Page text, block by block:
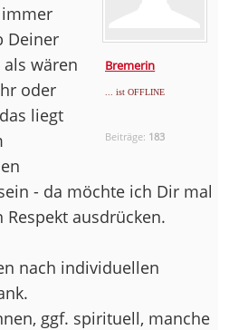
Bremerin
... ist OFFLINE
Beiträge: 183
immer
Deiner
wären
oder
liegt
- da möchte ich Dir mal
ausdrücken.
nach individuellen
ggf. spirituell, manche